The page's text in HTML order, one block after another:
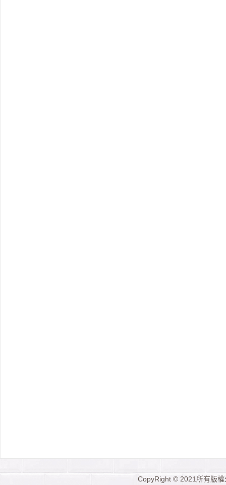
CopyRight © 2021所有版